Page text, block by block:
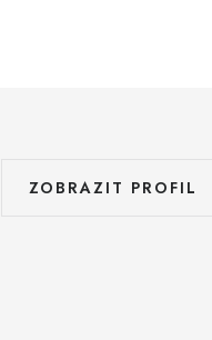
ZOBRAZIT PROFIL